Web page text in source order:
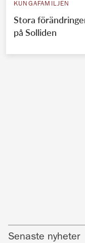
KUNGAFAMILJEN
Stora
på Solliden
Senaste nyheter